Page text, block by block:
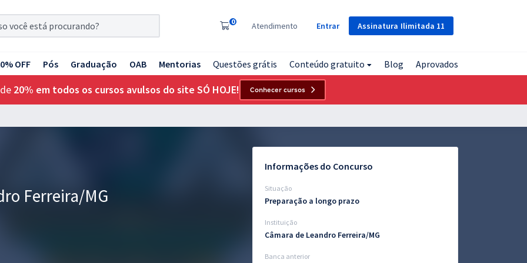
Assinatura Ilimitada 11
0 Atendimento Entrar
OFF Pós Graduação OAB Mentorias Questões grátis Conteúdo gratuito Blog Aprovados
20% em todos os cursos avulsos do site SÓ HOJE! Conhecer cursos
Ferreira/MG
Informações do Concurso
Situação
Preparação a longo prazo
Instituição
Câmara de Leandro Ferreira/MG
Banca anterior